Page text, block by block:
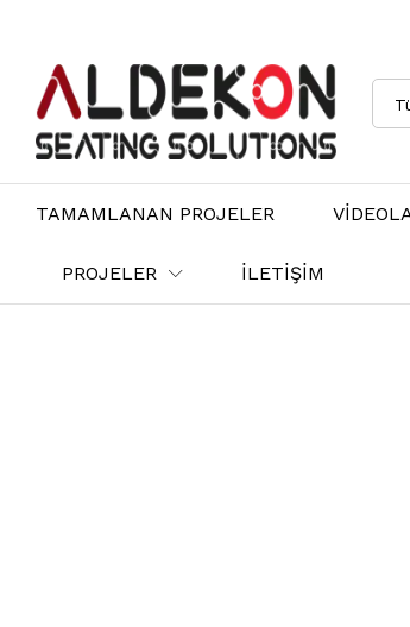
TAMAMLANAN PROJELER
PROJELER İLETİŞİM